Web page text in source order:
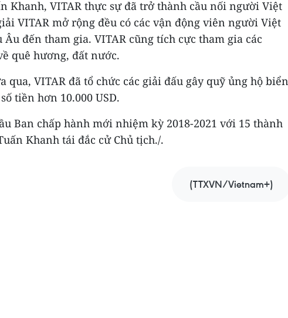
Khanh, VITAR thực sự đã trở thành cầu nối người Việt
VITAR mở rộng đều có các vận động viên người Việt
đến tham gia. VITAR cũng tích cực tham gia các
quê hương, đất nước.
qua, VITAR đã tổ chức các giải đấu gây quỹ ủng hộ biển
tiền hơn 10.000 USD.
Ban chấp hành mới nhiệm kỳ 2018-2021 với 15 thành
Khanh tái đắc cử Chủ tịch./.
(TTXVN/Vietnam+)